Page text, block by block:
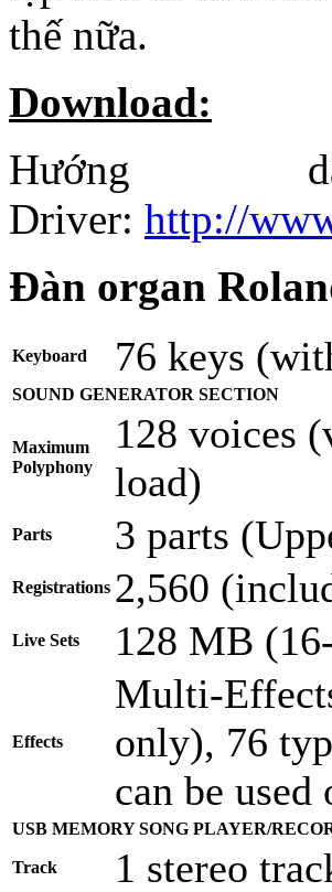
thế nữa.
Download:
Driver: http://
Đàn organ
Keyboard 76 keys
SOUND GENERATOR SECTION
Maximum
Polyphony
128 voices
load)
Parts 3 parts
Registrations 2,560
Live Sets 128 MB
Effects
Multi-
only), 76
can be
USB MEMORY SONG PLAYER/
Track 1 stereo